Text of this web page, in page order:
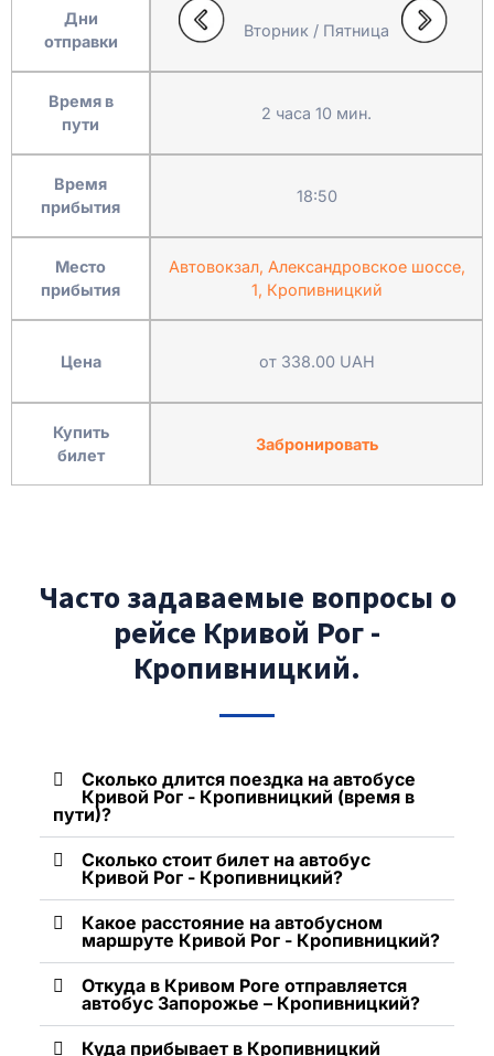
Дни
отправки
Время в
пути
Время
прибытия
Место
прибытия
Цена
Купить
билет
Вторник / Пятница
2 часа 10 мин.
18:50
Автовокзал, Александровское шоссе,
1, Кропивницкий
от 338.00 UAH
Забронировать
Часто задаваемые вопросы о
рейсе Кривой Рог -
Кропивницкий.
Сколько длится поездка на автобусе
Кривой Рог - Кропивницкий (время в
пути)?
Сколько стоит билет на автобус
Кривой Рог - Кропивницкий?
Какое расстояние на автобусном
маршруте Кривой Рог - Кропивницкий?
Откуда в Кривом Роге отправляется
автобус Запорожье – Кропивницкий?
Куда прибывает в Кропивницкий